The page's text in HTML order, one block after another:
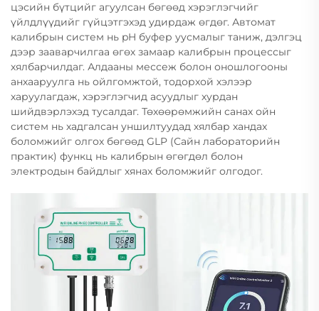
цэсийн бүтцийг агуулсан бөгөөд хэрэглэгчийг
үйлдлүүдийг гүйцэтгэхэд удирдаж өгдөг. Автомат
калибрын систем нь pH буфер уусмалыг таниж, дэлгэц
дээр зааварчилгаа өгөх замаар калибрын процессыг
хялбарчилдаг. Алдааны мессеж болон оношлогооны
анхааруулга нь ойлгомжтой, тодорхой хэлээр
харуулагдаж, хэрэглэгчид асуудлыг хурдан
шийдвэрлэхэд тусалдаг. Төхөөрөмжийн санах ойн
систем нь хадгалсан уншилтуудад хялбар хандах
боломжийг олгох бөгөөд GLP (Сайн лабораторийн
практик) функц нь калибрын өгөгдөл болон
электродын байдлыг хянах боломжийг олгодог.